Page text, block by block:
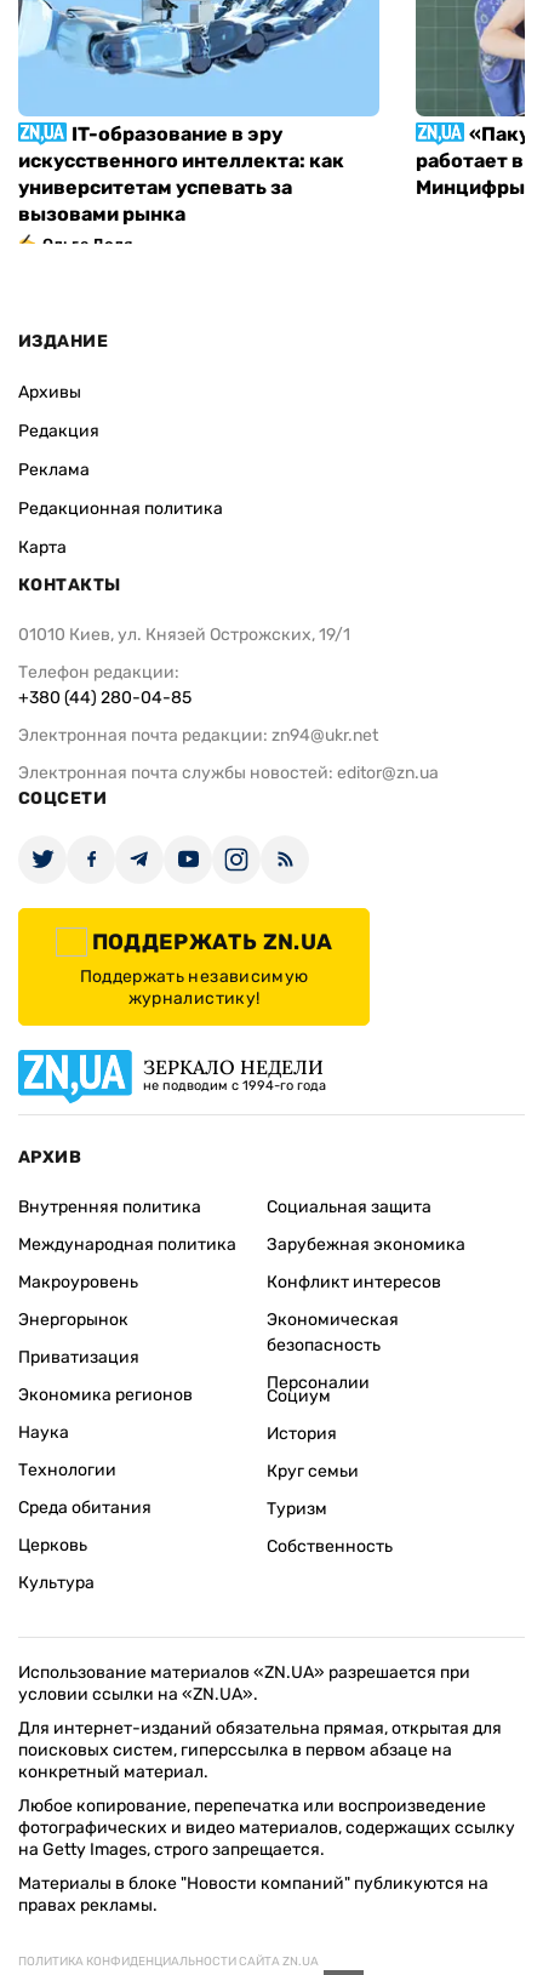
IT-образование в эру
искусственного интеллекта: как
университетам успевать за
вызовами рынка
Ольга Доля
работает в
Минцифры
ИЗДАНИЕ
Архивы
Редакция
Реклама
Редакционная политика
Карта
КОНТАКТЫ
01010 Киев, ул. Князей Острожских, 19/1
Телефон редакции:
+380 (44) 280-04-85
Электронная почта редакции: zn94@ukr.net
Электронная почта службы новостей: editor@zn.ua
СОЦСЕТИ
ПОДДЕРЖАТЬ ZN.UA
Поддержать независимую
журналистику!
ЗЕРКАЛО НЕДЕЛИ
не подводим с 1994-го года
АРХИВ
Внутренняя политика
Международная политика
Макроуровень
Энергорынок
Приватизация
Экономика регионов
Социальная защита
Зарубежная экономика
Конфликт интересов
Экономическая
безопасность
Персоналии
Наука
Технологии
Среда обитания
Церковь
Культура
Социум
История
Круг семьи
Туризм
Собственность
Использование материалов «ZN.UA» разрешается при
условии ссылки на «ZN.UA».
Для интернет-изданий обязательна прямая, открытая для
поисковых систем, гиперссылка в первом абзаце на
конкретный материал.
Любое копирование, перепечатка или воспроизведение
фотографических и видео материалов, содержащих ссылку
на Getty Images, строго запрещается.
Материалы в блоке "Новости компаний" публикуются на
правах рекламы.
ПОЛИТИКА КОНФИДЕНЦИАЛЬНОСТИ САЙТА ZN.UA